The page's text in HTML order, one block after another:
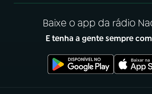
Baixe o app da rádio
E tenha a gente sempre